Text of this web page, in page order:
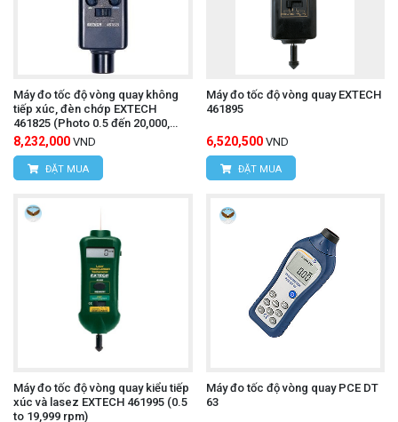
Máy đo tốc độ vòng quay không
tiếp xúc, đèn chớp EXTECH
461825 (Photo 0.5 đến 20,000,
Strobe 5 đến 99,999)
8,232,000 VND
ĐẶT MUA
Máy đo tốc độ vòng quay EXTECH
461895
6,520,500 VND
ĐẶT MUA
Máy đo tốc độ vòng quay kiểu tiếp
xúc và lasez EXTECH 461995 (0.5
to 19,999 rpm)
Máy đo tốc độ vòng quay PCE DT
63